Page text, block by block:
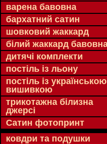
варена бавовна
бархатний сатин
шовковий жаккард
білий жаккард
дитячі комплекти
постіль із льону
постіль із українською
вишивкою
трикотажна білизна
джерсі
Сатин фотопринт
ковдри та подушки